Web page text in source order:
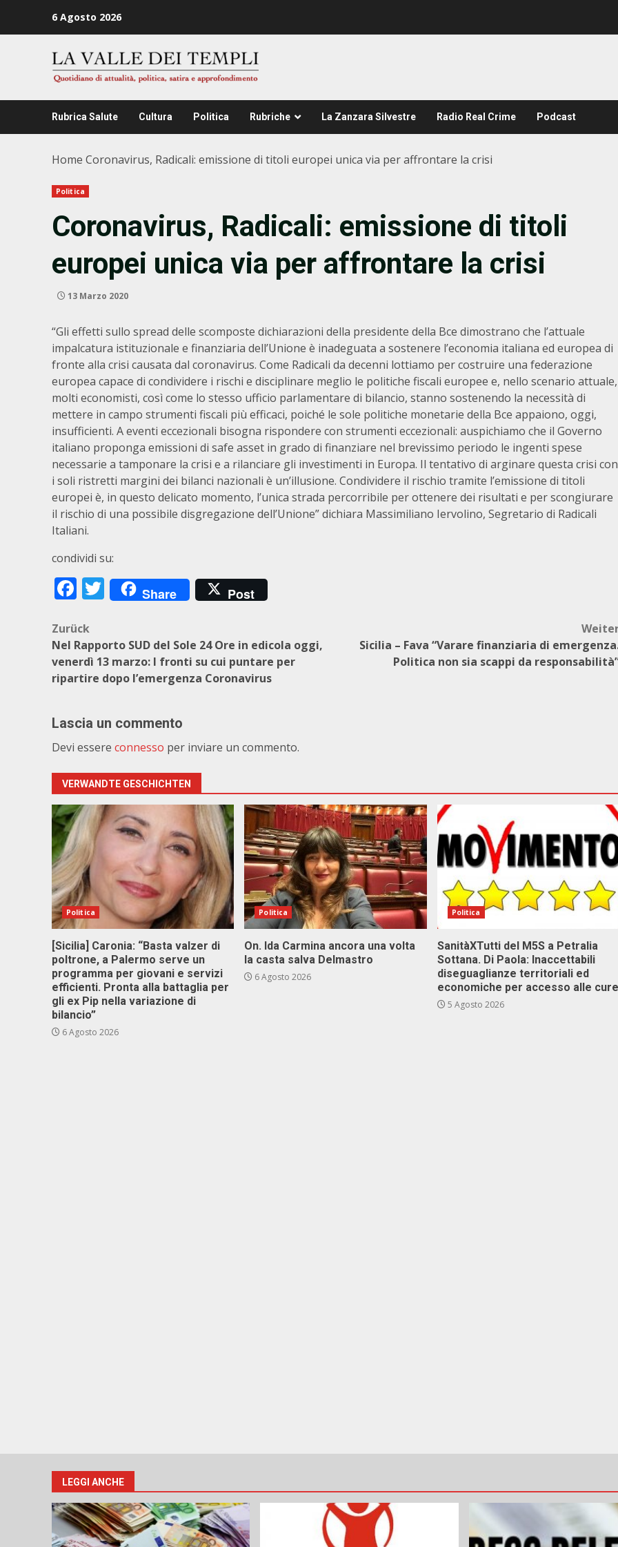
6 Agosto 2026
Rubrica Salute Cultura Politica Rubriche La Zanzara Silvestre Radio Real Crime Podcast
Home Coronavirus, Radicali: emissione di titoli europei unica via per affrontare la crisi
Politica
Coronavirus, Radicali: emissione di titoli
europei unica via per affrontare la crisi
13 Marzo 2020
“Gli effetti sullo spread delle scomposte dichiarazioni della presidente della Bce dimostrano che l’attuale
impalcatura istituzionale e finanziaria dell’Unione è inadeguata a sostenere l’economia italiana ed europea di
fronte alla crisi causata dal coronavirus. Come Radicali da decenni lottiamo per costruire una federazione
europea capace di condividere i rischi e disciplinare meglio le politiche fiscali europee e, nello scenario attuale,
molti economisti, così come lo stesso ufficio parlamentare di bilancio, stanno sostenendo la necessità di
mettere in campo strumenti fiscali più efficaci, poiché le sole politiche monetarie della Bce appaiono, oggi,
insufficienti. A eventi eccezionali bisogna rispondere con strumenti eccezionali: auspichiamo che il Governo
italiano proponga emissioni di safe asset in grado di finanziare nel brevissimo periodo le ingenti spese
necessarie a tamponare la crisi e a rilanciare gli investimenti in Europa. Il tentativo di arginare questa crisi con
i soli ristretti margini dei bilanci nazionali è un’illusione. Condividere il rischio tramite l’emissione di titoli
europei è, in questo delicato momento, l’unica strada percorribile per ottenere dei risultati e per scongiurare
il rischio di una possibile disgregazione dell’Unione” dichiara Massimiliano Iervolino, Segretario di Radicali
Italiani.
condividi su:
Facebook
Twitter
Share Post
Beitragsnavigation
Zurück
Nel Rapporto SUD del Sole 24 Ore in edicola oggi,
venerdì 13 marzo: I fronti su cui puntare per
ripartire dopo l’emergenza Coronavirus
Sicilia – Fava “Varare finanziaria di
Politica non sia scappi da
Lascia un commento
Devi essere connesso per inviare un commento.
VERWANDTE GESCHICHTEN
Politica
[Sicilia] Caronia: “Basta valzer di
poltrone, a Palermo serve un
programma per giovani e servizi
efficienti. Pronta alla battaglia per
gli ex Pip nella variazione di
bilancio”
6 Agosto 2026
Politica
On. Ida Carmina ancora una volta
la casta salva Delmastro
6 Agosto 2026
Politica
SanitàXTutti del M5S a Petralia
Sottana. Di Paola: Inaccettabili
diseguaglianze territoriali ed
economiche per accesso alle cure
5 Agosto 2026
LEGGI ANCHE